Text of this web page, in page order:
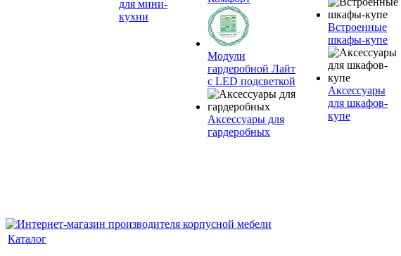
для мини-
кухни
Модули
гардеробной Лайт
с LED подсветкой
Аксессуары для
гардеробных
Встроенные
шкафы-купе
Аксессуары
для шкафов-
купе
Каталог